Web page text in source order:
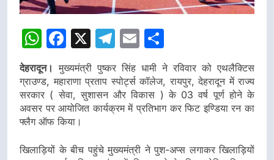
WhatsApp
Facebook
X Telegram
Email
देहरादून। मुख्यमंत्री पुष्कर सिंह धामी ने रविवार को एथलैक्टिस
ग्राउण्ड, महाराणा प्रताप स्पोर्ट्स कॉलेज, रायपुर, देहरादून में राज्य
सरकार ( सेवा, सुशासन और विकास ) के 03 वर्ष पूर्ण होने के
अवसर पर आयोजित कार्यक्रम में प्रतिभाग कर फिट इण्डिया रन का
फ्लैग ऑफ किया।
खिलाड़ियों के बीच पहुंचे मुख्यमंत्री ने पुश-अप्स लगाकर खिलाड़ियों